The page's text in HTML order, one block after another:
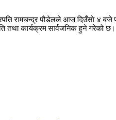
रामचन्द्र पौडेलले आज दिउँसाे ४
तथा कार्यक्रम सार्वजनिक हुने गरेको